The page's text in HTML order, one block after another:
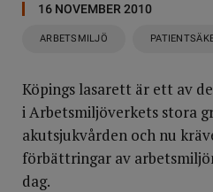
16 NOVEMBER 2010
ARBETSMILJÖ
Köpings lasarett är ett av
i Arbetsmiljöverkets stora
akutsjukvården och nu
förbättringar av
dag.